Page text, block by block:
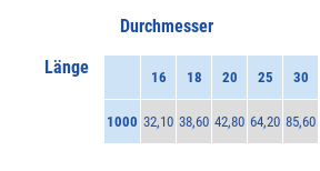
Durchmesser
Länge
16 18 20 25 30
1000 32,10 38,60 42,80 64,20 85,60